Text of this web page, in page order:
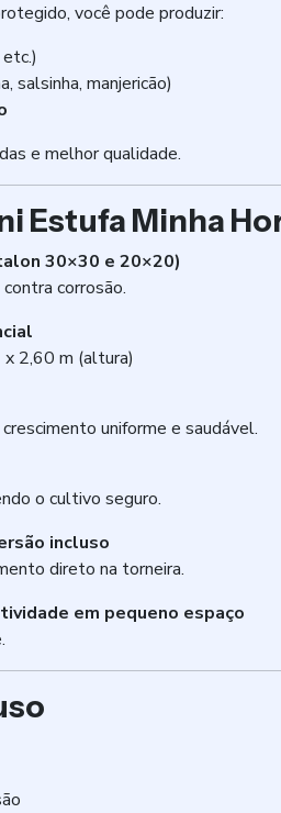
você pode produzir:
salsinha, manjericão)
e melhor qualidade.
Estufa Minha
30×30 e 20×20)
corrosão.
2,60 m (altura)
uniforme e saudável.
o cultivo seguro.
incluso
direto na torneira.
em pequeno espaço